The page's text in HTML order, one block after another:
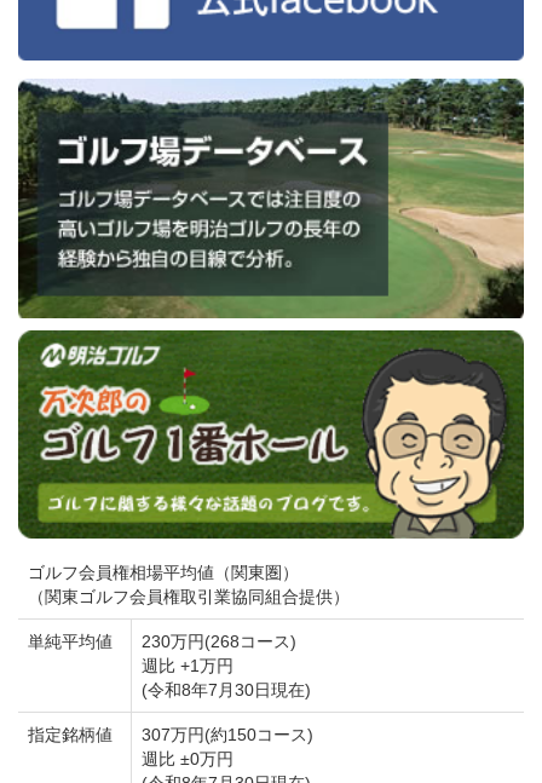
ゴルフ会員権相場平均値（関東圏）
（関東ゴルフ会員権取引業協同組合提供）
単純平均値
230万円(268コース)
週比 +1万円
(令和8年7月30日現在)
指定銘柄値
307万円(約150コース)
週比 ±0万円